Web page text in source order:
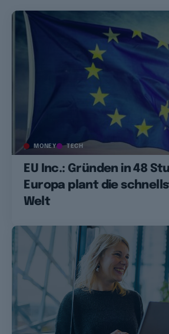
MONEY TECH
EU Inc.: Gründen in 48
Europa plant die
Welt